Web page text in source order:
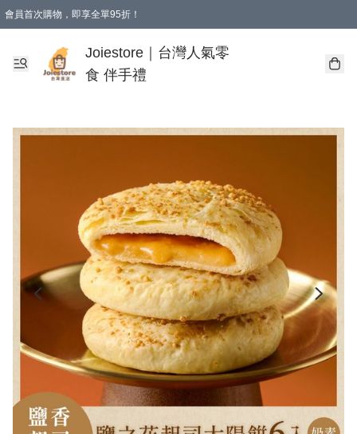
會員首次購物，即享全單95折！
購物滿 HKD 350.00即享免運費優惠！（適用於 本地送貨、本地取貨 )
Joiestore｜台灣人氣零
食 伴手禮